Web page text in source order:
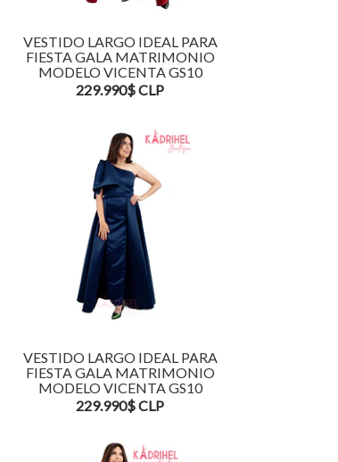
VESTIDO LARGO IDEAL PARA
FIESTA GALA MATRIMONIO
MODELO VICENTA GS10
229.990$ CLP
VESTIDO LARGO IDEAL PARA
FIESTA GALA MATRIMONIO
MODELO VICENTA GS10
229.990$ CLP